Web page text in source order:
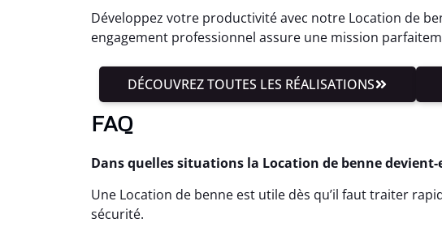
Développez votre productivité avec notre Location de
engagement professionnel assure une mission
DÉCOUVREZ TOUTES LES RÉALISATIONS
FAQ
Dans quelles situations la Location de benne
Une Location de benne est utile dès qu’il faut traiter
sécurité.